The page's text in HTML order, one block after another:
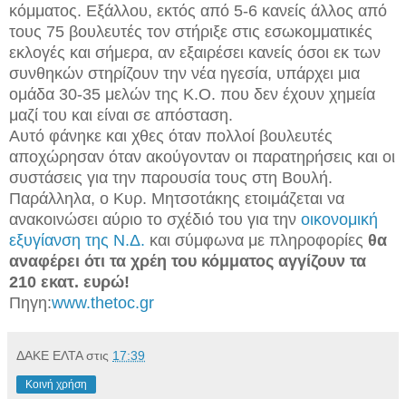
κόμματος. Εξάλλου, εκτός από 5-6 κανείς άλλος από
τους 75 βουλευτές τον στήριξε στις εσωκομματικές
εκλογές και σήμερα, αν εξαιρέσει κανείς όσοι εκ των
συνθηκών στηρίζουν την νέα ηγεσία, υπάρχει μια
ομάδα 30-35 μελών της Κ.Ο. που δεν έχουν χημεία
μαζί του και είναι σε απόσταση.
Αυτό φάνηκε και χθες όταν πολλοί βουλευτές
αποχώρησαν όταν ακούγονταν οι παρατηρήσεις και οι
συστάσεις για την παρουσία τους στη Βουλή.
Παράλληλα, ο Κυρ. Μητσοτάκης ετοιμάζεται να
ανακοινώσει αύριο το σχέδιό του για την οικονομική
εξυγίανση της Ν.Δ. και σύμφωνα με πληροφορίες θα
αναφέρει ότι τα χρέη του κόμματος αγγίζουν τα
210 εκατ. ευρώ!
Πηγη:www.thetoc.gr
ΔΑΚΕ ΕΛΤΑ στις 17:39
Κοινή χρήση